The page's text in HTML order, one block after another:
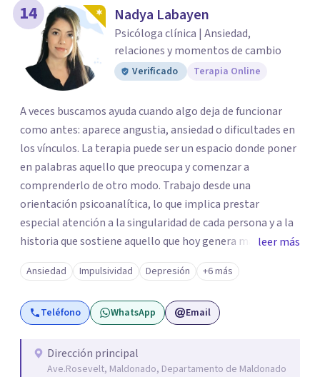
14 Nadya Labayen
Psicóloga clínica | Ansiedad,
relaciones y momentos de cambio
Verificado Terapia Online
A veces buscamos ayuda cuando algo deja de funcionar
como antes: aparece angustia, ansiedad o dificultades en
los vínculos. La terapia puede ser un espacio donde poner
en palabras aquello que preocupa y comenzar a
comprenderlo de otro modo. Trabajo desde una
orientación psicoanalítica, lo que implica prestar
especial atención a la singularidad de cada persona y a la
historia que sostiene aquello que hoy genera malestar. Se
trata de comprender la lógica de nuestro malestar y abrir
posibilidades diferentes para la vida de cada sujeto. Si
sentís que es un buen momento para comenzar un
espacio terapéutico, podés escribirme para coordinar una
leer más
Ansiedad Impulsividad Depresión +6 más
Teléfono WhatsApp Email
Dirección principal
Ave.Rosevelt, Maldonado, Departamento de Maldonado